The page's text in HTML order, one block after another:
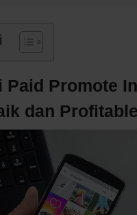
Paid Promote
dan Profitable